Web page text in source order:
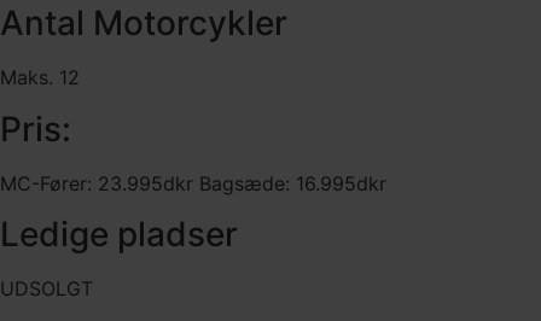
Antal Motorcykler
Maks. 12
Pris:
MC-Fører: 23.995dkr Bagsæde: 16.995dkr
Ledige pladser
UDSOLGT